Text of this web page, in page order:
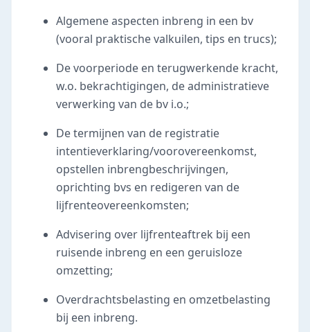
Algemene aspecten inbreng in een bv
(vooral praktische valkuilen, tips en trucs);
De voorperiode en terugwerkende kracht,
w.o. bekrachtigingen, de administratieve
verwerking van de bv i.o.;
De termijnen van de registratie
intentieverklaring/voorovereenkomst,
opstellen inbrengbeschrijvingen,
oprichting bvs en redigeren van de
lijfrenteovereenkomsten;
Advisering over lijfrenteaftrek bij een
ruisende inbreng en een geruisloze
omzetting;
Overdrachtsbelasting en omzetbelasting
bij een inbreng.